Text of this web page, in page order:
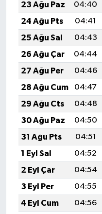
23 Ağu Paz
04:40
24 Ağu Pts
04:41
25 Ağu Sal
04:43
26 Ağu Çar
04:44
27 Ağu Per
04:46
28 Ağu Cum
04:47
29 Ağu Cts
04:48
30 Ağu Paz
04:50
31 Ağu Pts
04:51
1 Eyl Sal
04:52
2 Eyl Çar
04:54
3 Eyl Per
04:55
4 Eyl Cum
04:56